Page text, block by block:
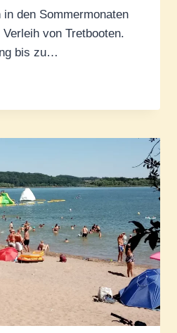
den Sommermonaten
von Tretbooten.
bis zu…